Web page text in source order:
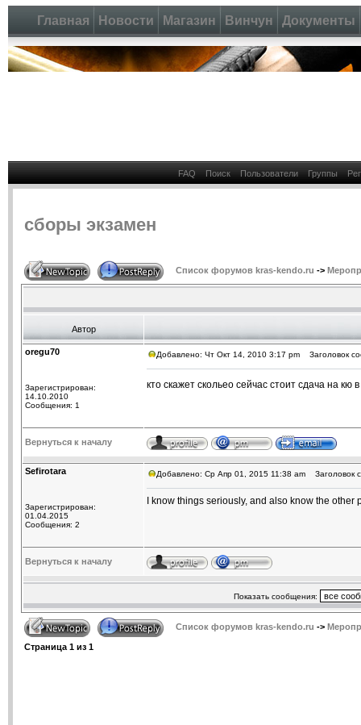
Главная Новости Магазин Винчун Документы
FAQ Поиск Пользователи Группы
сборы экзамен
Список форумов kras-kendo.ru ->
Автор
oregu70
Зарегистрирован:
14.10.2010
Сообщения: 1
Добавлено: Чт Окт 14, 2010 3:17 pm Заголовок
кто скажет скольео сейчас стоит сдача на кю
Вернуться к началу
Sefirotara
Зарегистрирован:
01.04.2015
Сообщения: 2
Добавлено: Ср Апр 01, 2015 11:38 am Заголовок
I know things seriously, and also know the other
Вернуться к началу
Показать сообщения:
Список форумов kras-kendo.ru ->
Страница 1 из 1